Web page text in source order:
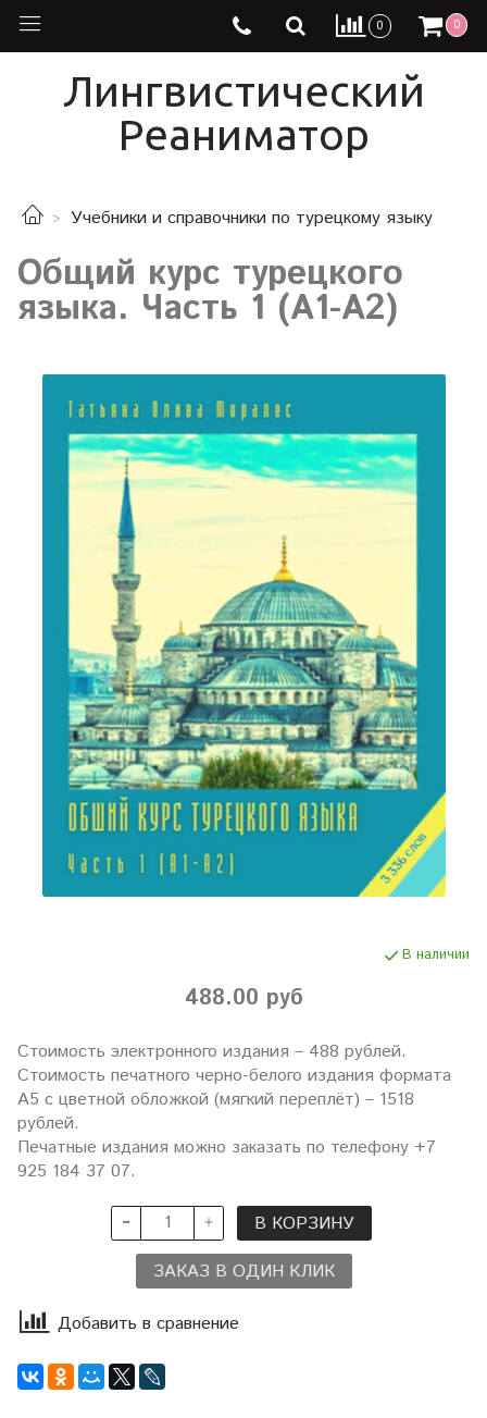
0 0
Лингвистический
Реаниматор
Учебники и справочники по турецкому языку
Общий курс турецкого
языка. Часть 1 (А1-А2)
В наличии
488.00 руб
Стоимость электронного издания – 488 рублей.
Стоимость печатного черно-белого издания формата
А5 с цветной обложкой (мягкий переплёт) – 1518
рублей.
Печатные издания можно заказать по телефону +7
925 184 37 07.
В КОРЗИНУ
ЗАКАЗ В ОДИН КЛИК
Добавить в сравнение